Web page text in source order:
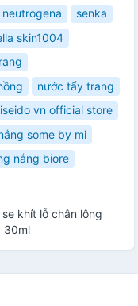
neutrogena
senka
skin1004
nước tẩy trang
vn official store
some by mi
nắng biore
khít lỗ chân lông
30ml